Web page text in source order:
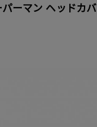
ーマン ヘッドカ